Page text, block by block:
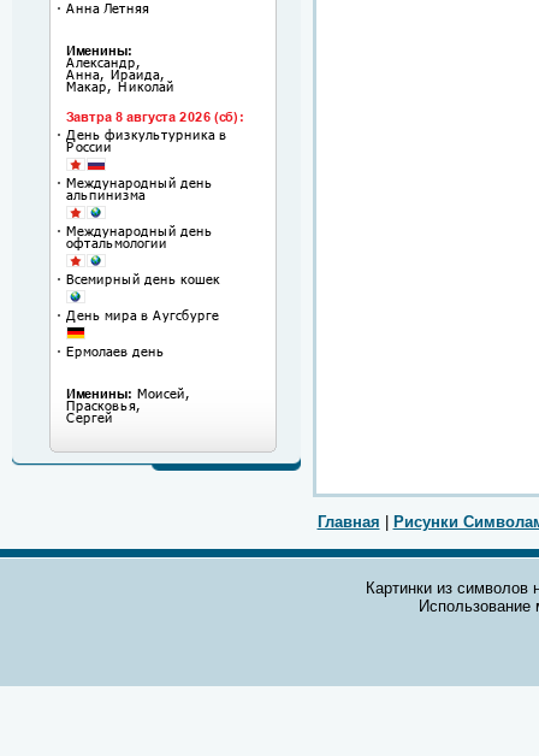
Главная Рисунки
Картинки из символов
Использование